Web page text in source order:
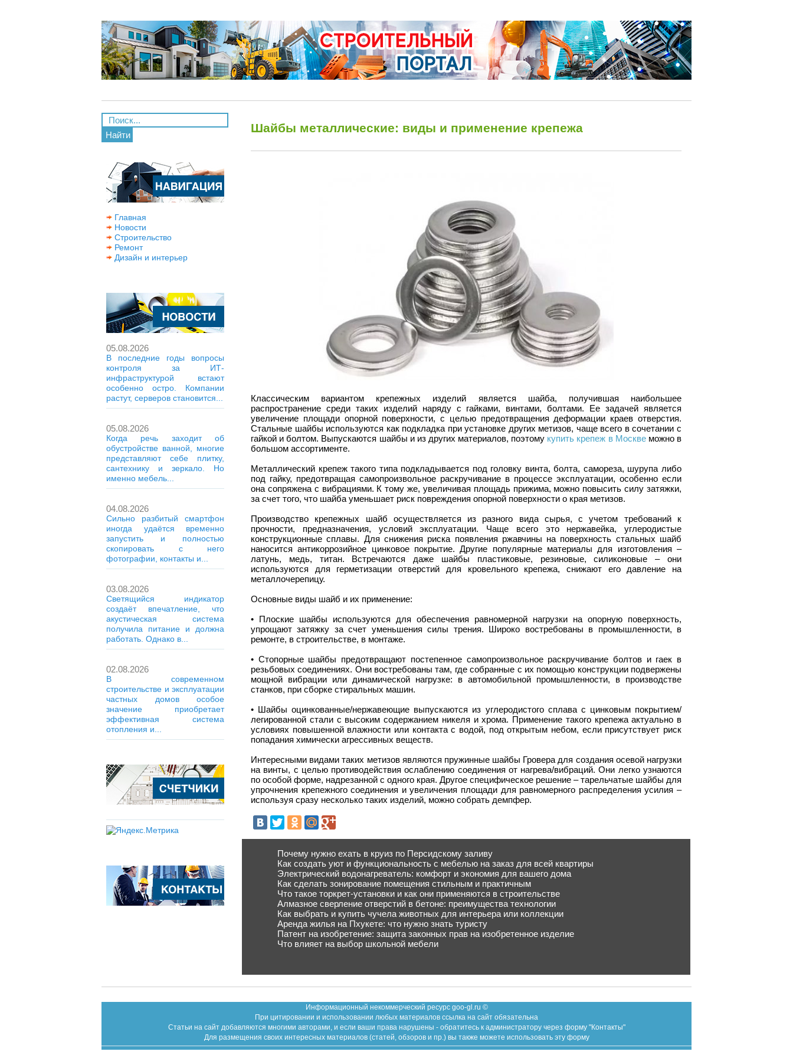
Найти
Главная
Новости
Строительство
Ремонт
Дизайн и интерьер
05.08.2026
В последние годы вопросы
контроля за ИТ-
инфраструктурой встают
особенно остро. Компании
растут, серверов становится...
05.08.2026
Когда речь заходит об
обустройстве ванной, многие
представляют себе плитку,
сантехнику и зеркало. Но
именно мебель...
04.08.2026
Сильно разбитый смартфон
иногда удаётся временно
запустить и полностью
скопировать с него
фотографии, контакты и...
03.08.2026
Светящийся индикатор
создаёт впечатление, что
акустическая система
получила питание и должна
работать. Однако в...
02.08.2026
В современном
строительстве и эксплуатации
частных домов особое
значение приобретает
эффективная система
отопления и...
Шайбы металлические: виды и применение крепежа
Классическим вариантом крепежных изделий является шайба, получившая наибольшее
распространение среди таких изделий наряду с гайками, винтами, болтами. Ее задачей является
увеличение площади опорной поверхности, с целью предотвращения деформации краев отверстия.
Стальные шайбы используются как подкладка при установке других метизов, чаще всего в сочетании с
гайкой и болтом. Выпускаются шайбы и из других материалов, поэтому купить крепеж в Москвеможно в
большом ассортименте.
Металлический крепеж такого типа подкладывается под головку винта, болта, самореза, шурупа либо
под гайку, предотвращая самопроизвольное раскручивание в процессе эксплуатации, особенно если
она сопряжена с вибрациями. К тому же, увеличивая площадь прижима, можно повысить силу затяжки,
за счет того, что шайба уменьшает риск повреждения опорной поверхности о края метизов.
Производство крепежных шайб осуществляется из разного вида сырья, с учетом требований к
прочности, предназначения, условий эксплуатации. Чаще всего это нержавейка, углеродистые
конструкционные сплавы. Для снижения риска появления ржавчины на поверхность стальных шайб
наносится антикоррозийное цинковое покрытие. Другие популярные материалы для изготовления –
латунь, медь, титан. Встречаются даже шайбы пластиковые, резиновые, силиконовые – они
используются для герметизации отверстий для кровельного крепежа, снижают его давление на
металлочерепицу.
Основные виды шайб и их применение:
• Плоские шайбы используются для обеспечения равномерной нагрузки на опорную поверхность,
упрощают затяжку за счет уменьшения силы трения. Широко востребованы в промышленности, в
ремонте, в строительстве, в монтаже.
• Стопорные шайбы предотвращают постепенное самопроизвольное раскручивание болтов и гаек в
резьбовых соединениях. Они востребованы там, где собранные с их помощью конструкции подвержены
мощной вибрации или динамической нагрузке: в автомобильной промышленности, в производстве
станков, при сборке стиральных машин.
• Шайбы оцинкованные/нержавеющие выпускаются из углеродистого сплава с цинковым покрытием/
легированной стали с высоким содержанием никеля и хрома. Применение такого крепежа актуально в
условиях повышенной влажности или контакта с водой, под открытым небом, если присутствует риск
попадания химически агрессивных веществ.
Интересными видами таких метизов являются пружинные шайбы Гровера для создания осевой нагрузки
на винты, с целью противодействия ослаблению соединения от нагрева/вибраций. Они легко узнаются
по особой форме, надрезанной с одного края. Другое специфическое решение – тарельчатые шайбы для
упрочнения крепежного соединения и увеличения площади для равномерного распределения усилия –
используя сразу несколько таких изделий, можно собрать демпфер.
Почему нужно ехать в круиз по Персидскому заливу
Как создать уют и функциональность с мебелью на заказ для всей квартиры
Электрический водонагреватель: комфорт и экономия для вашего дома
Как сделать зонирование помещения стильным и практичным
Что такое торкрет-установки и как они применяются в строительстве
Алмазное сверление отверстий в бетоне: преимущества технологии
Как выбрать и купить чучела животных для интерьера или коллекции
Аренда жилья на Пхукете: что нужно знать туристу
Патент на изобретение: защита законных прав на изобретенное изделие
Что влияет на выбор школьной мебели
Информационный некоммерческий ресурс goo-gl.ru ©
При цитировании и использовании любых материалов ссылка на сайт обязательна
Статьи на сайт добавляются многими авторами, и если ваши права нарушены - обратитесь к администратору через форму "Контакты"
Для размещения своих интересных материалов (статей, обзоров и пр.) вы также можете использовать эту форму